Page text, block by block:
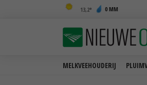
13,2 0 MM
MELKVEEHOUDERIJ